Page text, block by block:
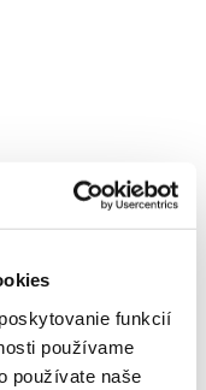
funkcií
používame
používate naše